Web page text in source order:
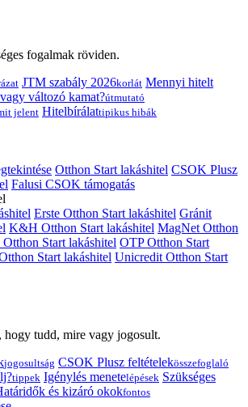
fogalmak röviden.
JTM szabály 2026korlát Mennyi hitelt
változó kamat?útmutató
jelent Hitelbírálattipikus hibák
Otthon Start lakáshitel CSOK Plusz
Falusi CSOK támogatás
Erste Otthon Start lakáshitel Gránit
K&H Otthon Start lakáshitel MagNet Otthon
Start lakáshitel OTP Otthon Start
Start lakáshitel Unicredit Otthon Start
hogy tudd, mire vagy jogosult.
jogosultság CSOK Plusz feltételekösszefoglaló
tippek Igénylés menetelépések Szükséges
és kizáró okokfontos